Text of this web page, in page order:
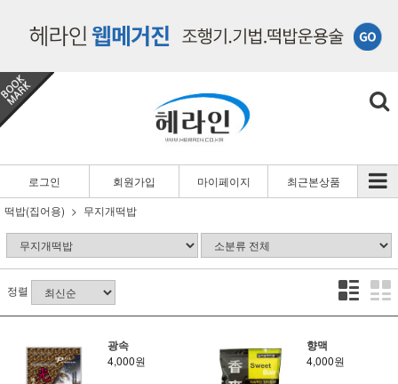
로그인 회원가입 마이페이지
최근본상품
떡밥(집어용)
무지개떡밥
정렬
광속
4,000원
향맥
4,000원